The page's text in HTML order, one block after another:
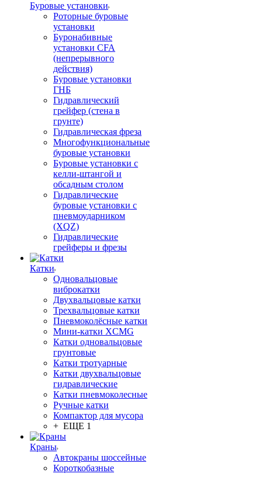
Буровые установки
Роторные буровые
установки
Буронабивные
установки CFA
(непрерывного
действия)
Буровые установки
ГНБ
Гидравлический
грейфер (стена в
грунте)
Гидравлическая фреза
Многофункциональные
буровые установки
Буровые установки с
келли-штангой и
обсадным столом
Гидравлические
буровые установки с
пневмоударником
(XQZ)
Гидравлические
грейферы и фрезы
Катки
Одновальцовые
виброкатки
Двухвальцовые катки
Трехвальцовые катки
Пневмоколёсные катки
Мини-катки XCMG
Катки одновальцовые
грунтовые
Катки тротуарные
Катки двухвальцовые
гидравлические
Катки пневмоколесные
Ручные катки
Компактор для мусора
+ ЕЩЕ 1
Краны
Автокраны шоссейные
Короткобазные